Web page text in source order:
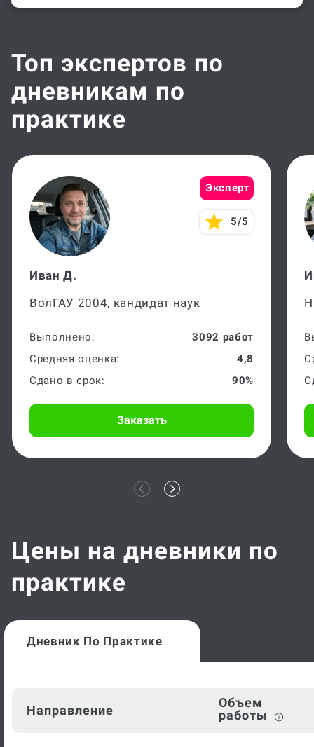
Топ экспертов по
дневникам по
практике
Эксперт
5/5
Иван Д.
ВолГАУ 2004, кандидат наук
Выполнено:
3092 работ
Средняя оценка:
4,8
Сдано в срок:
90%
Заказать
Цены на дневники по
практике
Дневник По Практике
Направление
Объем
работы